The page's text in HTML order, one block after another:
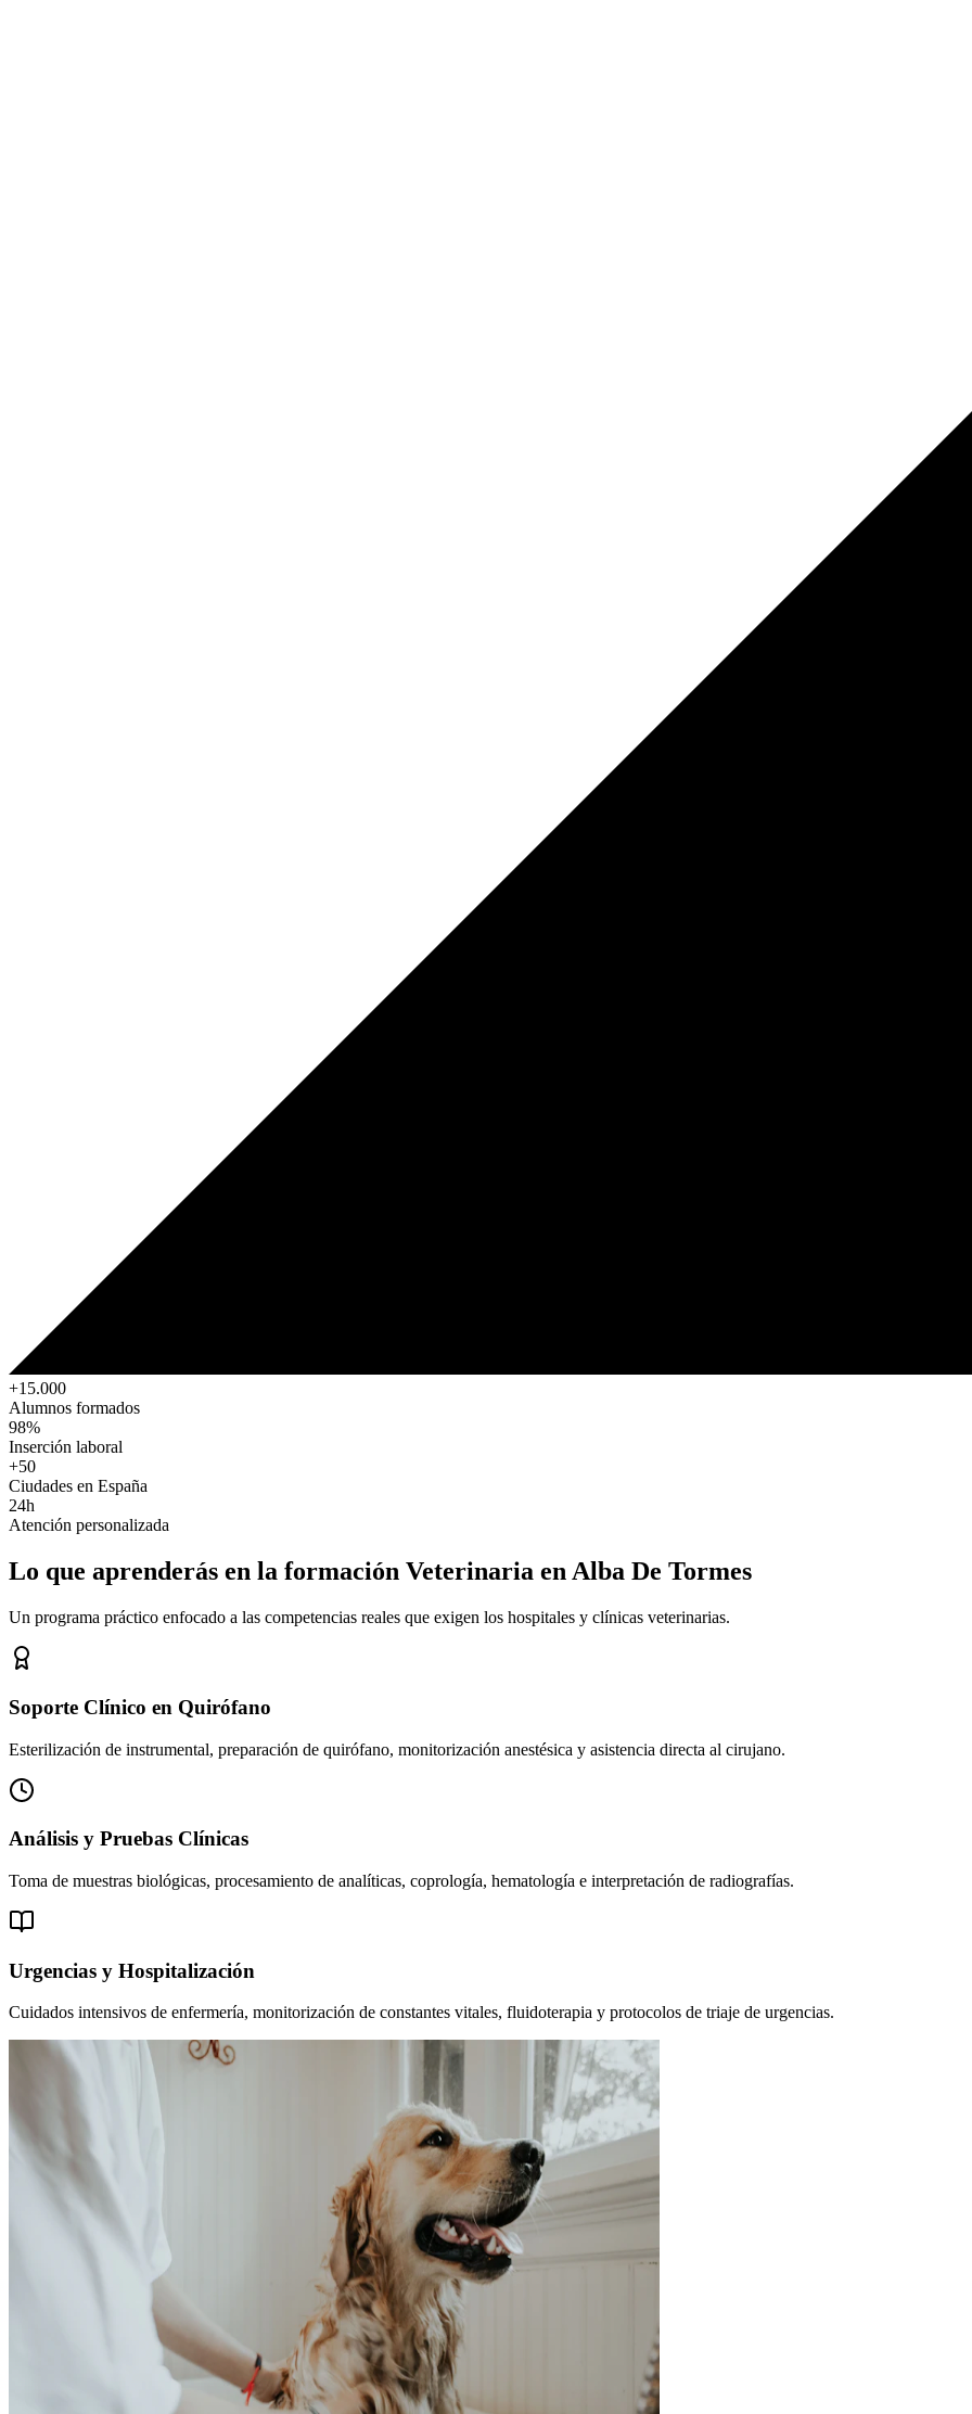
+15.000
Alumnos formados
98%
Inserción laboral
+50
Ciudades en España
24h
Atención personalizada
Lo que aprenderás en la formación Veterinaria en Alba De Tormes
Un programa práctico enfocado a las competencias reales que exigen los hospitales y clínicas veterinarias.
Soporte Clínico en Quirófano
Esterilización de instrumental, preparación de quirófano, monitorización anestésica y asistencia directa al cirujano.
Análisis y Pruebas Clínicas
Toma de muestras biológicas, procesamiento de analíticas, coprología, hematología e interpretación de radiografías.
Urgencias y Hospitalización
Cuidados intensivos de enfermería, monitorización de constantes vitales, fluidoterapia y protocolos de triaje de urgencias.